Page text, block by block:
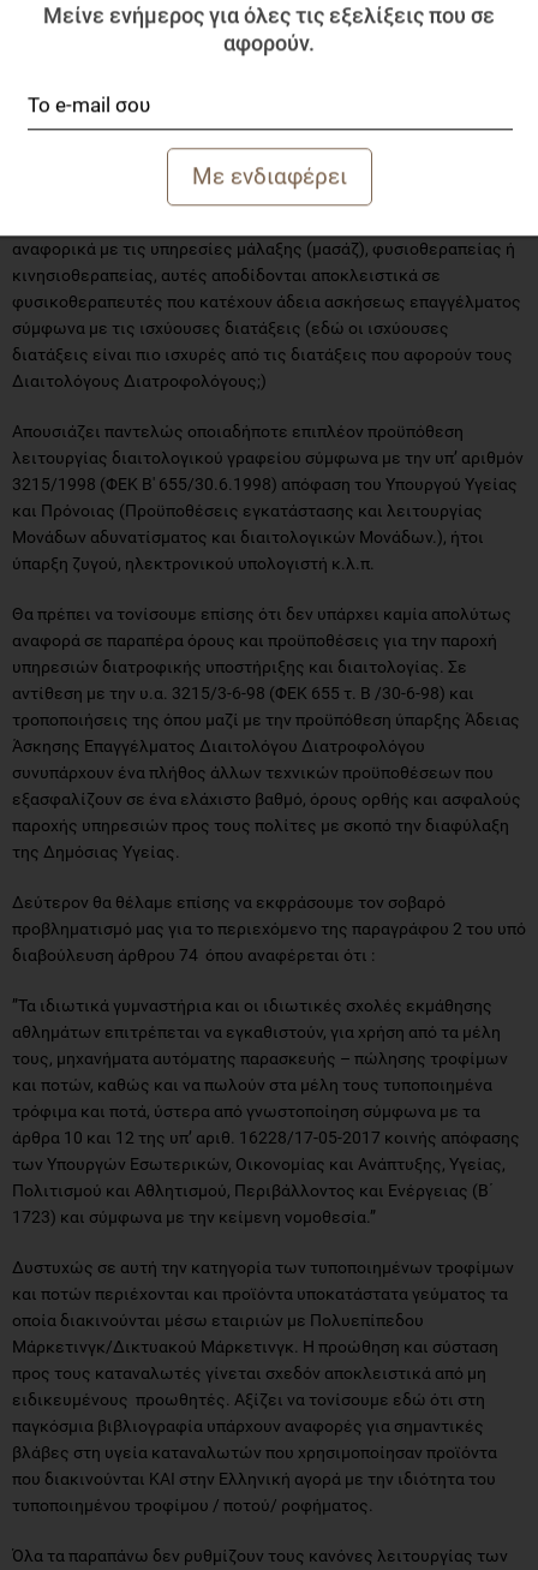
με μεταπτυχιακούς τίτλους στην αθλητική διατροφή για
παραβίαση του άρθρου 414 του Π.Κ. για παράνομη άσκηση
ανωνυμοποιημένες). Οι ισχυρισμοί περί κατοχή τίτλων
απορρίπτονται από τα δικαστήρια της ουσίας, λόγω της έλλειψης
της τυπικής προϋπόθεσης της Βεβαίωσης Άσκησης
αναφορικά με τις υπηρεσίες μάλαξης (μασάζ), φυσιοθεραπείας ή
κινησιοθεραπείας, αυτές αποδίδονται αποκλειστικά σε
φυσικοθεραπευτές που κατέχουν άδεια ασκήσεως επαγγέλματος
σύμφωνα με τις ισχύουσες διατάξεις (εδώ οι ισχύουσες
διατάξεις είναι πιο ισχυρές από τις διατάξεις που αφορούν τους
Διαιτολόγους Διατροφολόγους;)
Απουσιάζει παντελώς οποιαδήποτε επιπλέον προϋπόθεση
λειτουργίας διαιτολογικού γραφείου σύμφωνα με την υπ’ αριθμόν
3215/1998 (ΦΕΚ Β' 655/30.6.1998) απόφαση του Υπουργού Υγείας
και Πρόνοιας (Προϋποθέσεις εγκατάστασης και λειτουργίας
Μονάδων αδυνατίσματος και διαιτολογικών Μονάδων.), ήτοι
ύπαρξη ζυγού, ηλεκτρονικού υπολογιστή κ.λ.π.
Θα πρέπει να τονίσουμε επίσης ότι δεν υπάρχει καμία απολύτως
αναφορά σε παραπέρα όρους και προϋποθέσεις για την παροχή
υπηρεσιών διατροφικής υποστήριξης και διαιτολογίας. Σε
αντίθεση με την υ.α. 3215/3-6-98 (ΦΕΚ 655 τ. Β /30-6-98) και
τροποποιήσεις της όπου μαζί με την προϋπόθεση ύπαρξης Άδειας
Άσκησης Επαγγέλματος Διαιτολόγου Διατροφολόγου
συνυπάρχουν ένα πλήθος άλλων τεχνικών προϋποθέσεων που
εξασφαλίζουν σε ένα ελάχιστο βαθμό, όρους ορθής και ασφαλούς
παροχής υπηρεσιών προς τους πολίτες με σκοπό την διαφύλαξη
της Δημόσιας Υγείας.
Δεύτερον θα θέλαμε επίσης να εκφράσουμε τον σοβαρό
προβληματισμό μας για το περιεχόμενο της παραγράφου 2 του υπό
διαβούλευση άρθρου 74 όπου αναφέρεται ότι :
”Τα ιδιωτικά γυμναστήρια και οι ιδιωτικές σχολές εκμάθησης
αθλημάτων επιτρέπεται να εγκαθιστούν, για χρήση από τα μέλη
τους, μηχανήματα αυτόματης παρασκευής – πώλησης τροφίμων
και ποτών, καθώς και να πωλούν στα μέλη τους τυποποιημένα
τρόφιμα και ποτά, ύστερα από γνωστοποίηση σύμφωνα με τα
άρθρα 10 και 12 της υπ’ αριθ. 16228/17-05-2017 κοινής απόφασης
των Υπουργών Εσωτερικών, Οικονομίας και Ανάπτυξης, Υγείας,
Πολιτισμού και Αθλητισμού, Περιβάλλοντος και Ενέργειας (Β΄
1723) και σύμφωνα με την κείμενη νομοθεσία.”
Δυστυχώς σε αυτή την κατηγορία των τυποποιημένων τροφίμων
και ποτών περιέχονται και προϊόντα υποκατάστατα γεύματος τα
οποία διακινούνται μέσω εταιριών με Πολυεπίπεδου
Μάρκετινγκ/Δικτυακού Μάρκετινγκ. Η προώθηση και σύσταση
προς τους καταναλωτές γίνεται σχεδόν αποκλειστικά από μη
ειδικευμένους προωθητές. Αξίζει να τονίσουμε εδώ ότι στη
παγκόσμια βιβλιογραφία υπάρχουν αναφορές για σημαντικές
βλάβες στη υγεία καταναλωτών που χρησιμοποίησαν προϊόντα
που διακινούνται ΚΑΙ στην Ελληνική αγορά με την ιδιότητα του
τυποποιημένου τροφίμου / ποτού/ ροφήματος.
Όλα τα παραπάνω δεν ρυθμίζουν τους κανόνες λειτουργίας των
Μείνε ενήμερος για όλες τις εξελίξεις που σε
αφορούν.